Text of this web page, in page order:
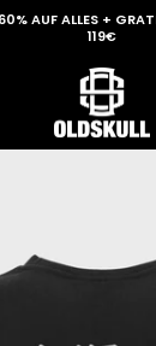
AUF ALLES +
119€